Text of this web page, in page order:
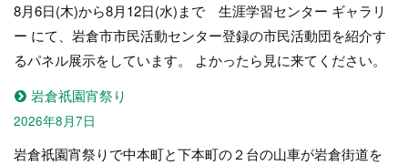
8月6日(木)から8月12日(水)まで 生涯学習センター ギャラリ
ー にて、岩倉市市民活動センター登録の市民活動団を紹介す
るパネル展示をしています。 よかったら見に来てください。
岩倉祇園宵祭り
2026年8月7日
岩倉祇園宵祭りで中本町と下本町の２台の山車が岩倉街道を